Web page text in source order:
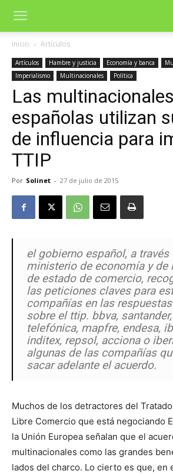
Inicio Artículos
Artículos Hambre y justicia Economía y banca
Imperialismo
Multinacionales Política
Las multinacionales
españolas utilizan
de influencia para
TTIP
Por Solinet - 27 de julio de 2015
el gobierno español, a través
ministerio de economía y de
de estado de comercio,
las peticiones claves para
compañías en las
sobre el ttip. bbva,
telefónica, mapfre, endesa,
inditex, repsol, acciona o
algunas de las compañías
sacar adelante el acuerdo.
Muchos de los detractores del
Libre Comercio que está negociando
la Unión Europea señalan que el
multinacionales como las grandes
lados del charco. Lo cierto es que, en